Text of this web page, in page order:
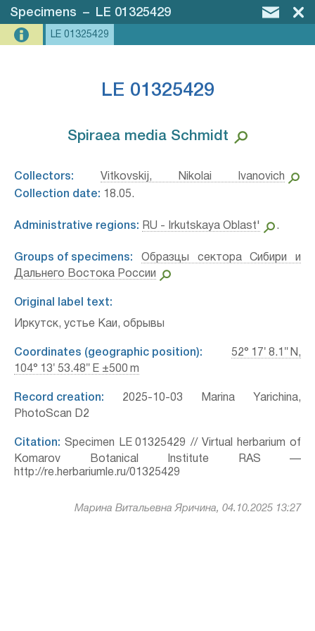
Specimens – LE 01325429
LE 01325429
LE 01325429
Spiraea media Schmidt⁣
Collectors:
Vitkovskij, Nikolai Ivanovich
Collection date: 18.05.
Administrative regions: RU - Irkutskaya Oblast' .
Groups of specimens:
Образцы сектора Сибири и
Дальнего Востока России
Original label text:
Иркутск, устье Каи, обрывы
Coordinates (geographic position):
52° 17′ 8.1″ N,
104° 13′ 53.48″ E ±500 m
Record creation: 2025-10-03 Marina Yarichina,
PhotoScan D2
Citation: Specimen LE 01325429 // Virtual herbarium of
Komarov Botanical Institute RAS —
http://re.herbariumle.ru/01325429
Марина Витальевна Яричина, 04.10.2025 13:27